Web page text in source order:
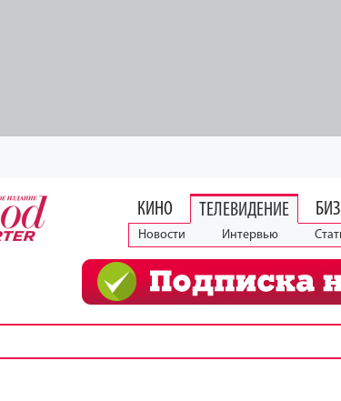
КИНО ТЕЛЕВИДЕНИЕ
Новости Интервью